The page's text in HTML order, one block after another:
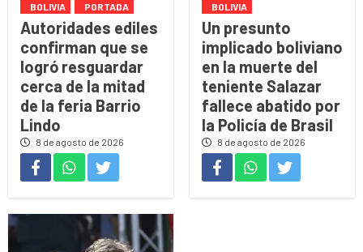
BOLIVIA PORTADA
Autoridades ediles
confirman que se
logró resguardar
cerca de la mitad
de la feria Barrio
Lindo
8 de agosto de 2026
BOLIVIA
Un presunto
implicado boliviano
en la muerte del
teniente Salazar
fallece abatido por
la Policía de Brasil
8 de agosto de 2026